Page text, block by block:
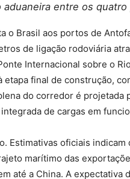
entre os quatro
o Brasil aos portos de
de ligação rodoviária
Internacional sobre o
final de construção,
do corredor é projetada
de cargas em
Estimativas oficiais
marítimo das
até a China. A expectativa